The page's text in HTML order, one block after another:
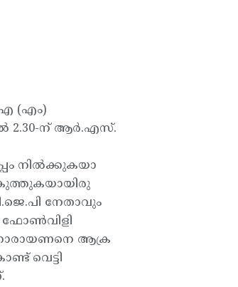
(എം)
2.30-ന് ആര്‍.എസ്.
നില്‍ക്കുകയാ
കുത്തുകയായിരു
നേതാവും
ഫോണ്‍വിളി
നാരായണനെ ആക്ര
വെട്ടി